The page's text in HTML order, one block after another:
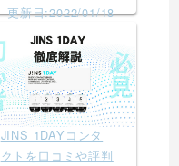
更新日:2022/01/18
JINS 1DAYコンタ
クトを口コミや評判